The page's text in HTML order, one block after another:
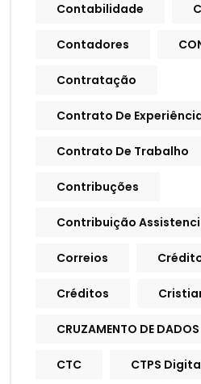
Contabilidade
Contadores
Contratação
Contrato De
Contrato De Trabalho
Contribuções
Contribuição
Correios
Créditos
CRUZAMENTO DE DADOS
CTC CTPS